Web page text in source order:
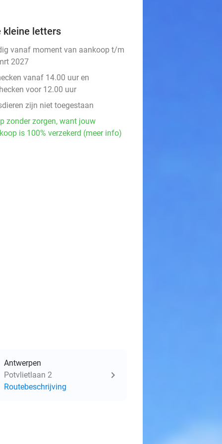
kleine letters
vanaf moment van aankoop t/m
2027
vanaf 14.00 uur en
voor 12.00 uur
zijn niet toegestaan
zonder zorgen, want jouw
is 100% verzekerd (meer info)
Antwerpen
Potvlietlaan 2
Routebeschrijving